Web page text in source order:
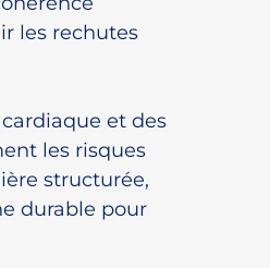
les rechutes
et des
les risques
structurée,
durable pour